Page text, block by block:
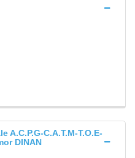
C.A.T.M-T.O.E-
DINAN